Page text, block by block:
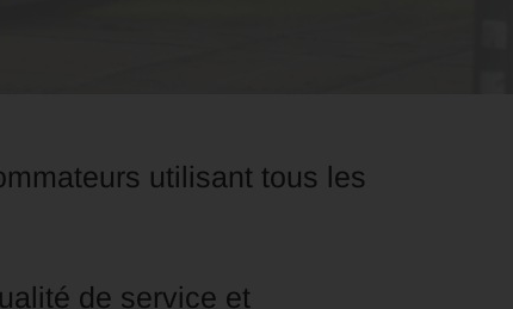
utilisant tous les
de service et